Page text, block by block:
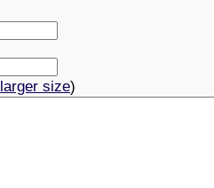
larger size)